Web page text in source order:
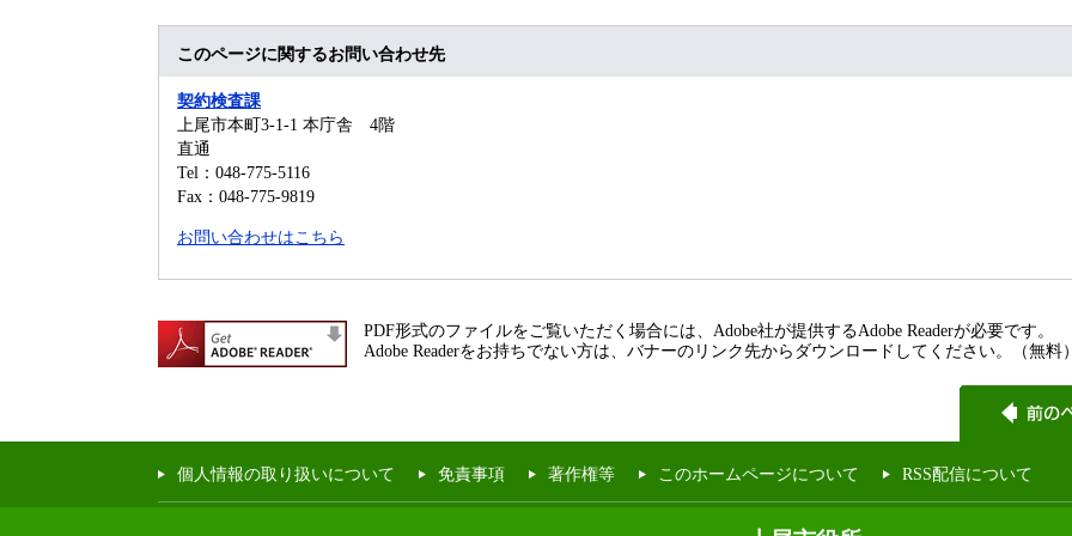
このページに関するお問い合わせ先
契約検査課
上尾市本町3-1-1 本庁舎 4階
直通
Tel：048-775-5116
Fax：048-775-9819
お問い合わせはこちら
PDF形式のファイルをご覧いただく場合には、Adobe社が提供するAdobe Readerが必要です。
Adobe Readerをお持ちでない方は、バナーのリンク先からダウンロードしてください。（無料
個人情報の取り扱いについて 免責事項 著作権等 このホームページについて RSS配信について